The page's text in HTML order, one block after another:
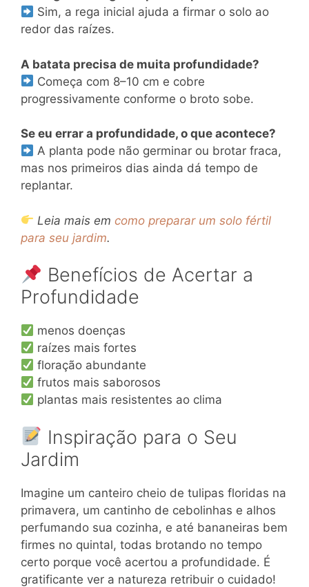
Sim, a rega inicial ajuda a firmar o solo ao
redor das raízes.
A batata precisa de muita profundidade?
Começa com 8–10 cm e cobre
progressivamente conforme o broto sobe.
Se eu errar a profundidade, o que acontece?
A planta pode não germinar ou brotar fraca,
mas nos primeiros dias ainda dá tempo de
replantar.
Leia mais emcomo preparar um solo fértil
para seu jardim.
Benefícios de Acertar a
Profundidade
menos doenças
raízes mais fortes
floração abundante
frutos mais saborosos
plantas mais resistentes ao clima
Inspiração para o Seu
Jardim
Imagine um canteiro cheio de tulipas floridas na
primavera, um cantinho de cebolinhas e alhos
perfumando sua cozinha, e até bananeiras bem
firmes no quintal, todas brotando no tempo
certo porque você acertou a profundidade. É
gratificante ver a natureza retribuir o cuidado!